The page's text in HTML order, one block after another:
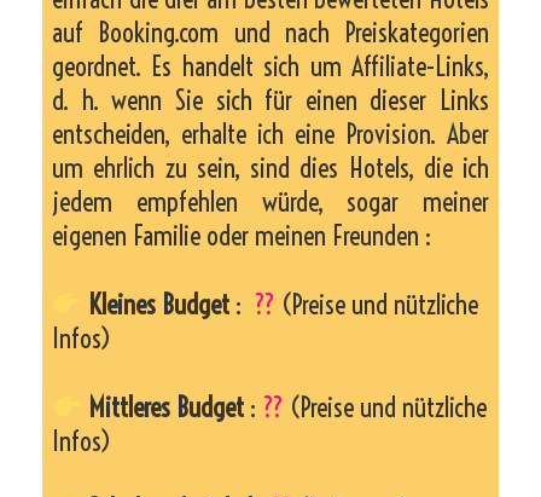
auf Booking.com und nach Preiskategorien
geordnet. Es handelt sich um Affiliate-Links,
d. h. wenn Sie sich für einen dieser Links
entscheiden, erhalte ich eine Provision. Aber
um ehrlich zu sein, sind dies Hotels, die ich
jedem empfehlen würde, sogar meiner
eigenen Familie oder meinen Freunden :
Kleines Budget : ?? (Preise und nützliche
Infos)
Mittleres Budget : ?? (Preise und nützliche
Infos)